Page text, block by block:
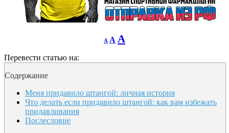
A
Decrease
font
A Reset
font
A
size.
Перевести статью на:
Содержание
Меня придавило штангой: личная история
Что делать если придавило штангой: как вам избежать
придавливания
Послесловие